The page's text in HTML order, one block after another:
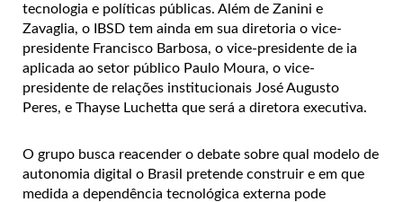
tecnologia e políticas públicas. Além de Zanini e
Zavaglia, o IBSD tem ainda em sua diretoria o vice-
presidente Francisco Barbosa, o vice-presidente de ia
aplicada ao setor público Paulo Moura, o vice-
presidente de relações institucionais José Augusto
Peres, e Thayse Luchetta que será a diretora executiva.
O grupo busca reacender o debate sobre qual modelo de
autonomia digital o Brasil pretende construir e em que
medida a dependência tecnológica externa pode